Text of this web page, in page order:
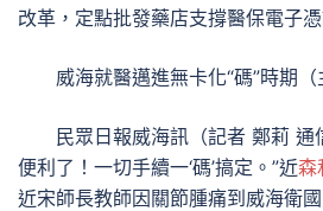
改革，定點批發藥店支撐醫保電子憑
威海就醫邁進無卡化“碼”時期（
民眾日報威海訊（記者 鄭莉 通
便利了！一切手續一‘碼’搞定。”近森
近宋師長教師因關節腫痛到威海衛